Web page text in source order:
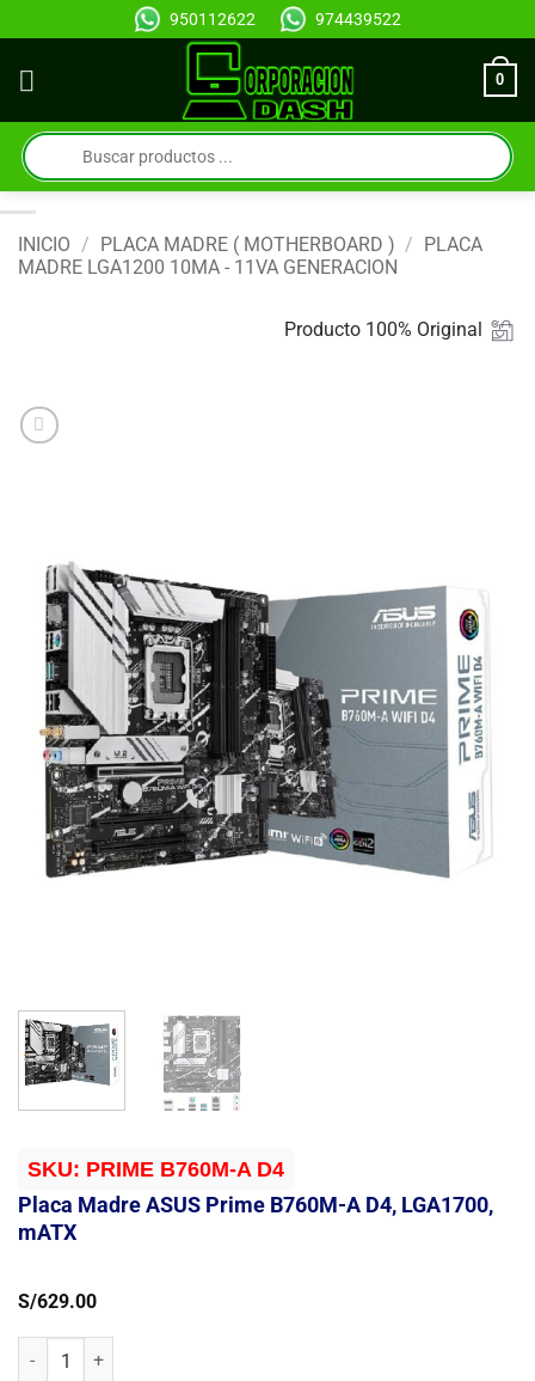
al
contenido
950112622 974439522
0
Búsqueda
de
productos
INICIO / PLACA MADRE ( MOTHERBOARD ) / PLACA
MADRE LGA1200 10MA - 11VA GENERACION
Producto 100% Original
SKU: PRIME B760M-A D4
Placa Madre ASUS Prime B760M-A D4, LGA1700,
mATX
S/629.00
Placa Madre ASUS Prime B760M-A D4, LGA1700, mATX cantidad